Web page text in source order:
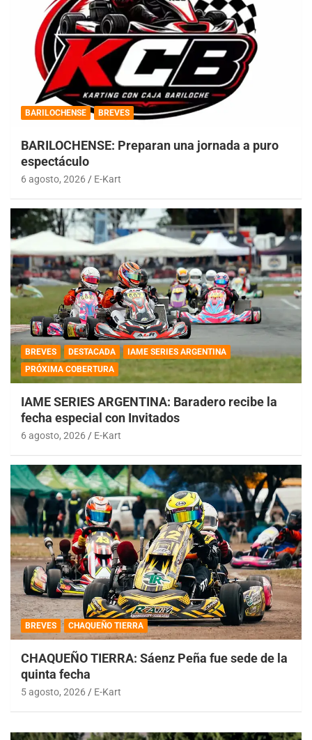
BARILOCHENSE BREVES
BARILOCHENSE: Preparan una jornada a puro
espectáculo
6 agosto, 2026 E-Kart
BREVES DESTACADA
IAME SERIES ARGENTINA
PRÓXIMA COBERTURA
IAME SERIES ARGENTINA: Baradero recibe la
fecha especial con Invitados
6 agosto, 2026 E-Kart
BREVES CHAQUEÑO TIERRA
CHAQUEÑO TIERRA: Sáenz Peña fue sede de la
quinta fecha
5 agosto, 2026 E-Kart